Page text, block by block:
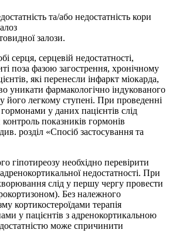
та/або недостатність кори
залози.
серця, серцевій недостатності,
поза фазою загострення, хронічному
які перенесли інфаркт міокарда,
уникати фармакологічно індукованого
у його легкому ступені. При проведенні
у даних пацієнтів слід
показників гормонів
розділ «Спосіб застосування та
гіпотиреозу необхідно перевірити
недостатності. При
слід у першу чергу провести
Без належного
кортикостероїдами терапія
у пацієнтів з адренокортикальною
може спричинити